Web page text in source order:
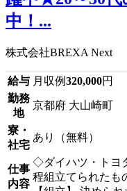
中！...
株式会社BREXA Next
給与 月収例320,000円
勤務
地
京都府 大山崎町
寮・
社宅
あり（無料）
仕事
内容
◇ダイハツ・トヨ
程組立てられたも